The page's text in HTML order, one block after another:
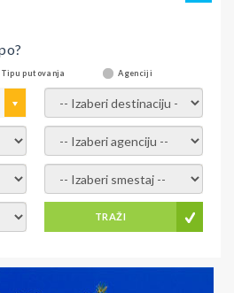
Tipu putovanja Agenciji
- izaberi destinaciju -
- izaberi agenciju -
- Izaberite smestaj -
TRAŽI